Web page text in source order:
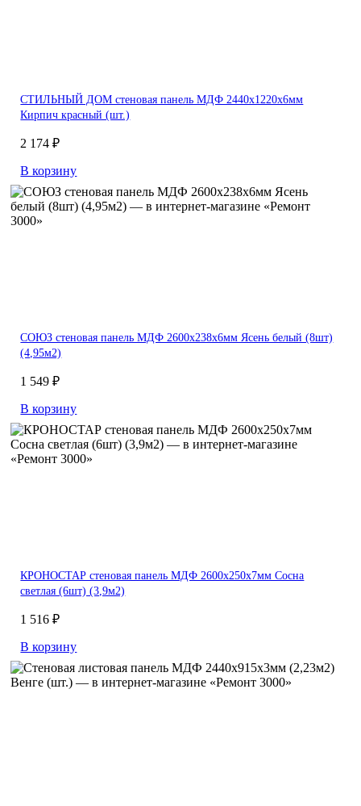
СТИЛЬНЫЙ ДОМ стеновая панель МДФ 2440х1220х6мм
Кирпич красный (шт.)
2 174 ₽
В корзину
СОЮЗ стеновая панель МДФ 2600х238х6мм Ясень белый (8шт)
(4,95м2)
1 549 ₽
В корзину
КРОНОСТАР стеновая панель МДФ 2600х250х7мм Сосна
светлая (6шт) (3,9м2)
1 516 ₽
В корзину